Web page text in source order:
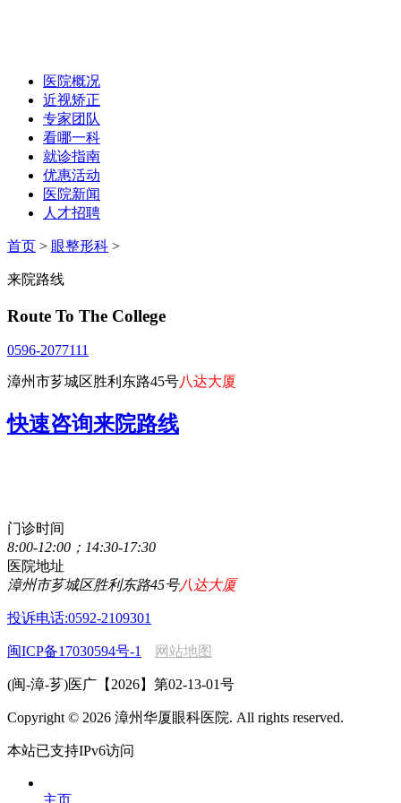
医院概况
近视矫正
专家团队
看哪一科
就诊指南
优惠活动
医院新闻
人才招聘
首页 > 眼整形科 >
来院路线
Route To The College
0596-2077111
漳州市芗城区胜利东路45号八达大厦
快速咨询来院路线
门诊时间
8:00-12:00；14:30-17:30
医院地址
漳州市芗城区胜利东路45号八达大厦
投诉电话:0592-2109301
闽ICP备17030594号-1 网站地图
(闽-漳-芗)医广【2026】第02-13-01号
Copyright © 2026 漳州华厦眼科医院. All rights reserved.
本站已支持IPv6访问